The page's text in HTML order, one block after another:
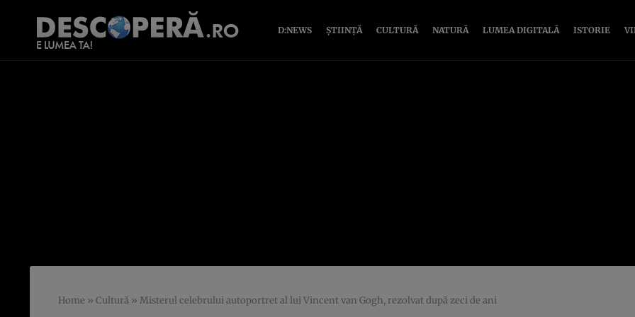
D:NEWS ȘTIINȚĂ CULTURĂ NATURĂ LUMEA DIGITALĂ ISTORIE
Home » Cultură » Misterul celebrului autoportret al lui Vincent van Gogh, rezolvat după zeci de ani